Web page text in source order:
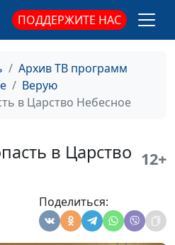
ПОДДЕРЖИТЕ НАС
Архив ТВ программ
Верую
в Царство Небесное
в Царство 12+
Поделиться:
Андрей Юнак,
священнослужитель
Андрей Юнак,
священнослужитель
священнослужитель